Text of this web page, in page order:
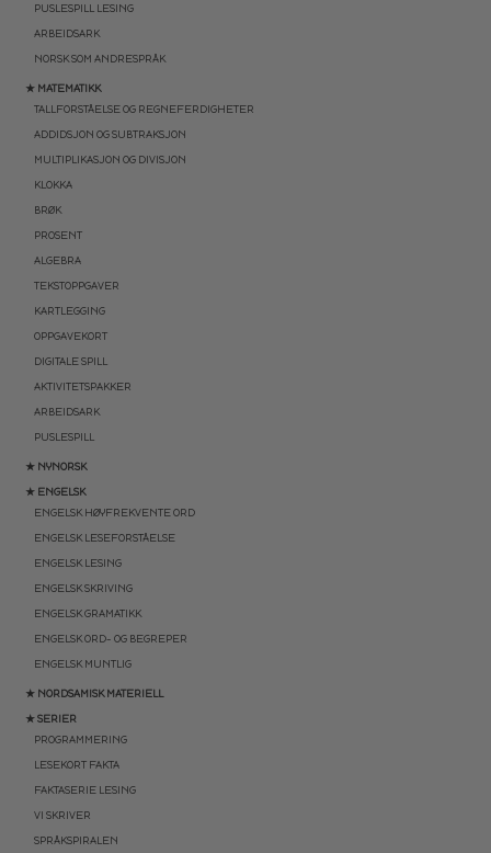
PUSLESPILL LESING
ARBEIDSARK
NORSK SOM ANDRESPRÅK
★ MATEMATIKK
TALLFORSTÅELSE OG REGNEFERDIGHETER
ADDIDSJON OG SUBTRAKSJON
MULTIPLIKASJON OG DIVISJON
KLOKKA
BRØK
PROSENT
ALGEBRA
TEKSTOPPGAVER
KARTLEGGING
OPPGAVEKORT
DIGITALE SPILL
AKTIVITETSPAKKER
ARBEIDSARK
PUSLESPILL
★ NYNORSK
★ ENGELSK
ENGELSK HØYFREKVENTE ORD
ENGELSK LESEFORSTÅELSE
ENGELSK LESING
ENGELSK SKRIVING
ENGELSK GRAMATIKK
ENGELSK ORD- OG BEGREPER
ENGELSK MUNTLIG
★ NORDSAMISK MATERIELL
★ SERIER
PROGRAMMERING
LESEKORT FAKTA
FAKTASERIE LESING
VI SKRIVER
SPRÅKSPIRALEN